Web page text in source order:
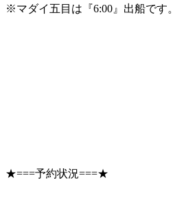
※マダイ五目は『6:00』出船です。
★===予約状況===★